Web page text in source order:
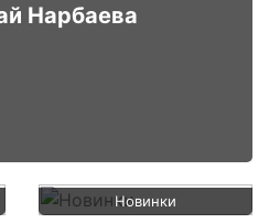
Нарбаева
Новинки